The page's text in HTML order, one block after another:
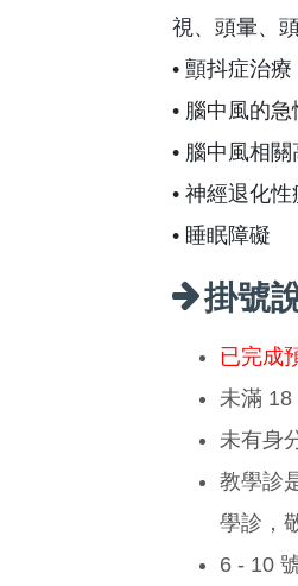
視、頭暈、
• 顫抖症治療
• 腦中風的
• 腦中風相
• 神經退化
• 睡眠障礙
掛號
已完成
未滿 18
未有身
教學診
學診，
6 - 10